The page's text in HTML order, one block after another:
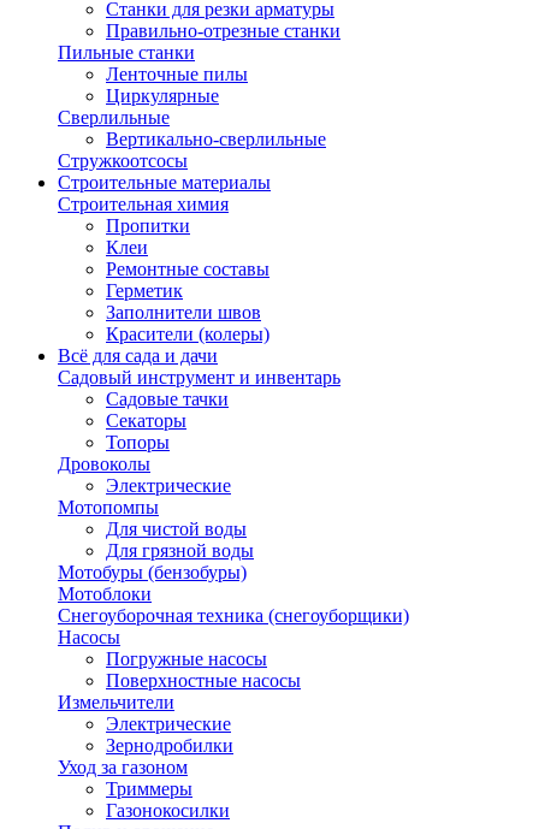
Станки для резки арматуры
Правильно-отрезные станки
Пильные станки
Ленточные пилы
Циркулярные
Сверлильные
Вертикально-сверлильные
Стружкоотсосы
Строительные материалы
Строительная химия
Пропитки
Клеи
Ремонтные составы
Герметик
Заполнители швов
Красители (колеры)
Всё для сада и дачи
Садовый инструмент и инвентарь
Садовые тачки
Секаторы
Топоры
Дровоколы
Электрические
Мотопомпы
Для чистой воды
Для грязной воды
Мотобуры (бензобуры)
Мотоблоки
Снегоуборочная техника (снегоуборщики)
Насосы
Погружные насосы
Поверхностные насосы
Измельчители
Электрические
Зернодробилки
Уход за газоном
Триммеры
Газонокосилки